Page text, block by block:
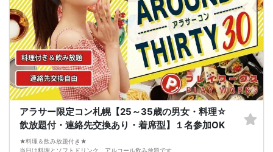
4. イベントページ内の「お申し込み状況」等はキャンセルなどで当日の参加人
数、男女比率と異なる可能性がございます。
5. 当日は店舗の外ではなく店舗内で受付いたします。店内に入り店員に「街コン
で来た」旨をお伝えください。
6. お釣りの用意はございませんので、出ないようにご準備お願いします。
7. 当日は年齢確認のできる身分証をお持ちください。イベントの対象年齢でない
ことが発覚した場合、参加費を全額徴収し返金はいたしかねます。
8. 15分以上の遅刻はキャンセルとみなす可能性があります。
9. 当日受付にお越しになってからのキャンセル、途中キャンセルは出来ません。
10. イベント中止に伴うユーザーへの返金額は、チケット代金となり、交通費、宿
泊費、通信費等の返金は行いません。
お申し込みが完了した時点で上記すべての事項に同意したと判断いたします。
8/15(土)20代夜コン札幌
アラサー限定コン札幌【25～35歳の男女・料理☆
飲放題付・連絡先交換あり・着席型】１名参加OK
★料理＆飲み放題付き★
当日は料理とソフトドリンク、アルコール飲み放題です。